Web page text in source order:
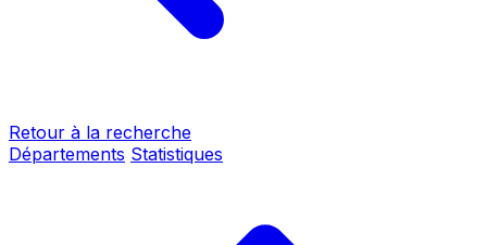
Retour à la recherche
Départements Statistiques